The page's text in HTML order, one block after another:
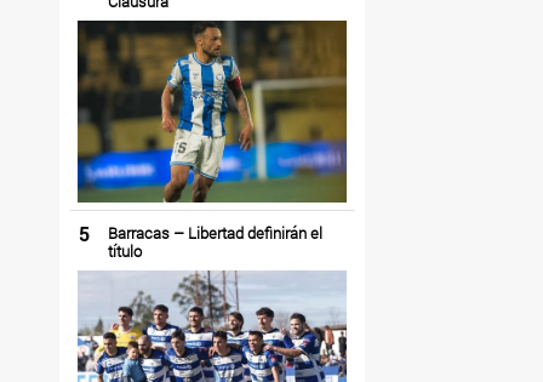
5
Barracas – Libertad definirán el
título